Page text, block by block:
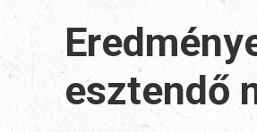
esztendő